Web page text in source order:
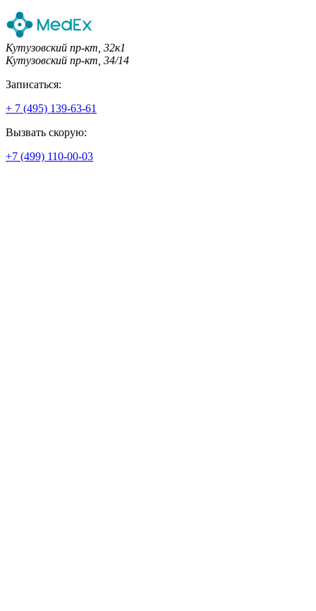
Кутузовский пр-кт, 32к1
Кутузовский пр-кт, 34/14
Записаться:
+ 7 (495) 139-63-61
Вызвать скорую:
+7 (499) 110-00-03